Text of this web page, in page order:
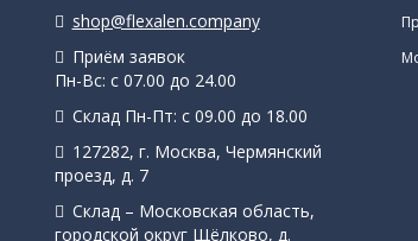
shop@flexalen.company
Приём заявок
Пн-Вс: с 07.00 до 24.00
Склад Пн-Пт: с 09.00 до 18.00
127282, г. Москва, Чермянский
проезд, д. 7
Склад – Московская область,
городской округ Щёлково, д.